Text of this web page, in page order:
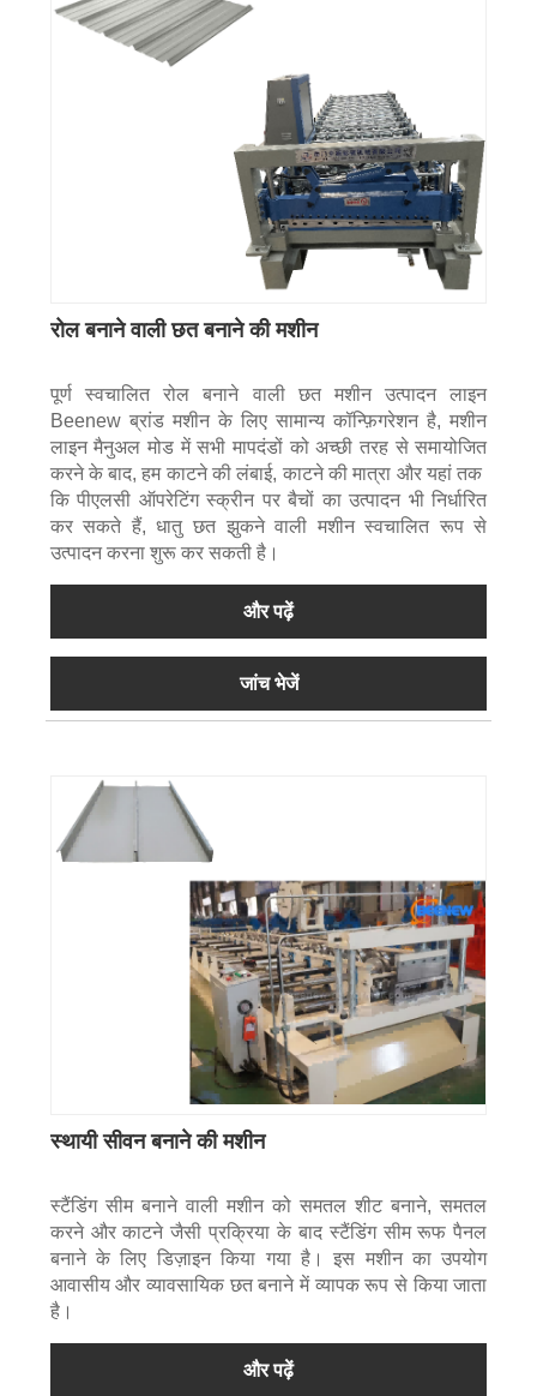
रोल बनाने वाली छत बनाने की मशीन
पूर्ण स्वचालित रोल बनाने वाली छत मशीन उत्पादन लाइन
Beenew ब्रांड मशीन के लिए सामान्य कॉन्फ़िगरेशन है, मशीन
लाइन मैनुअल मोड में सभी मापदंडों को अच्छी तरह से समायोजित
करने के बाद, हम काटने की लंबाई, काटने की मात्रा और यहां तक ​​
कि पीएलसी ऑपरेटिंग स्क्रीन पर बैचों का उत्पादन भी निर्धारित
कर सकते हैं, धातु छत झुकने वाली मशीन स्वचालित रूप से
उत्पादन करना शुरू कर सकती है।
और पढ़ें
जांच भेजें
स्थायी सीवन बनाने की मशीन
स्टैंडिंग सीम बनाने वाली मशीन को समतल शीट बनाने, समतल
करने और काटने जैसी प्रक्रिया के बाद स्टैंडिंग सीम रूफ पैनल
बनाने के लिए डिज़ाइन किया गया है। इस मशीन का उपयोग
आवासीय और व्यावसायिक छत बनाने में व्यापक रूप से किया जाता
है।
और पढ़ें